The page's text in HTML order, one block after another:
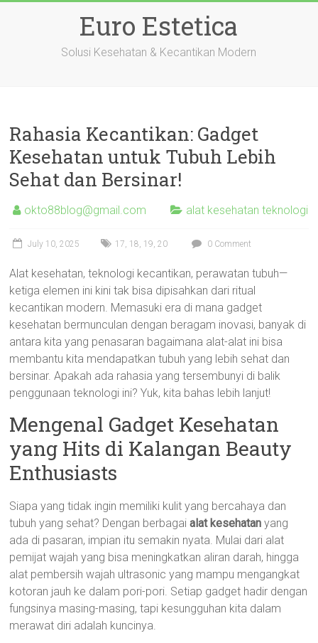
Euro Estetica
Solusi Kesehatan & Kecantikan Modern
Rahasia Kecantikan: Gadget
Kesehatan untuk Tubuh Lebih
Sehat dan Bersinar!
okto88blog@gmail.com alat kesehatan teknologi
July 10, 2025 17, 18, 19,20 0 Comment
Alat kesehatan, teknologi kecantikan, perawatan tubuh—
ketiga elemen ini kini tak bisa dipisahkan dari ritual
kecantikan modern. Memasuki era di mana gadget
kesehatan bermunculan dengan beragam inovasi, banyak di
antara kita yang penasaran bagaimana alat-alat ini bisa
membantu kita mendapatkan tubuh yang lebih sehat dan
bersinar. Apakah ada rahasia yang tersembunyi di balik
penggunaan teknologi ini? Yuk, kita bahas lebih lanjut!
Mengenal Gadget Kesehatan
yang Hits di Kalangan Beauty
Enthusiasts
Siapa yang tidak ingin memiliki kulit yang bercahaya dan
tubuh yang sehat? Dengan berbagaialat kesehatan yang
ada di pasaran, impian itu semakin nyata. Mulai dari alat
pemijat wajah yang bisa meningkatkan aliran darah, hingga
alat pembersih wajah ultrasonic yang mampu mengangkat
kotoran jauh ke dalam pori-pori. Setiap gadget hadir dengan
fungsinya masing-masing, tapi kesungguhan kita dalam
merawat diri adalah kuncinya.